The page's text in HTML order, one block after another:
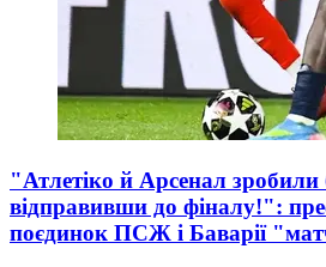
"Атлетіко й Арсенал зробили
відправивши до фіналу!":
поєдинок ПСЖ і Баварії